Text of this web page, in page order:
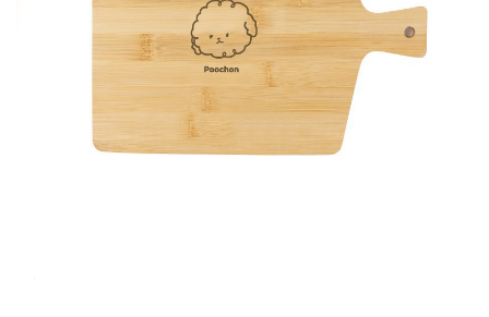
틴케이스
same
키링류
new
new
8
키링
9
키캡
down
10카메라